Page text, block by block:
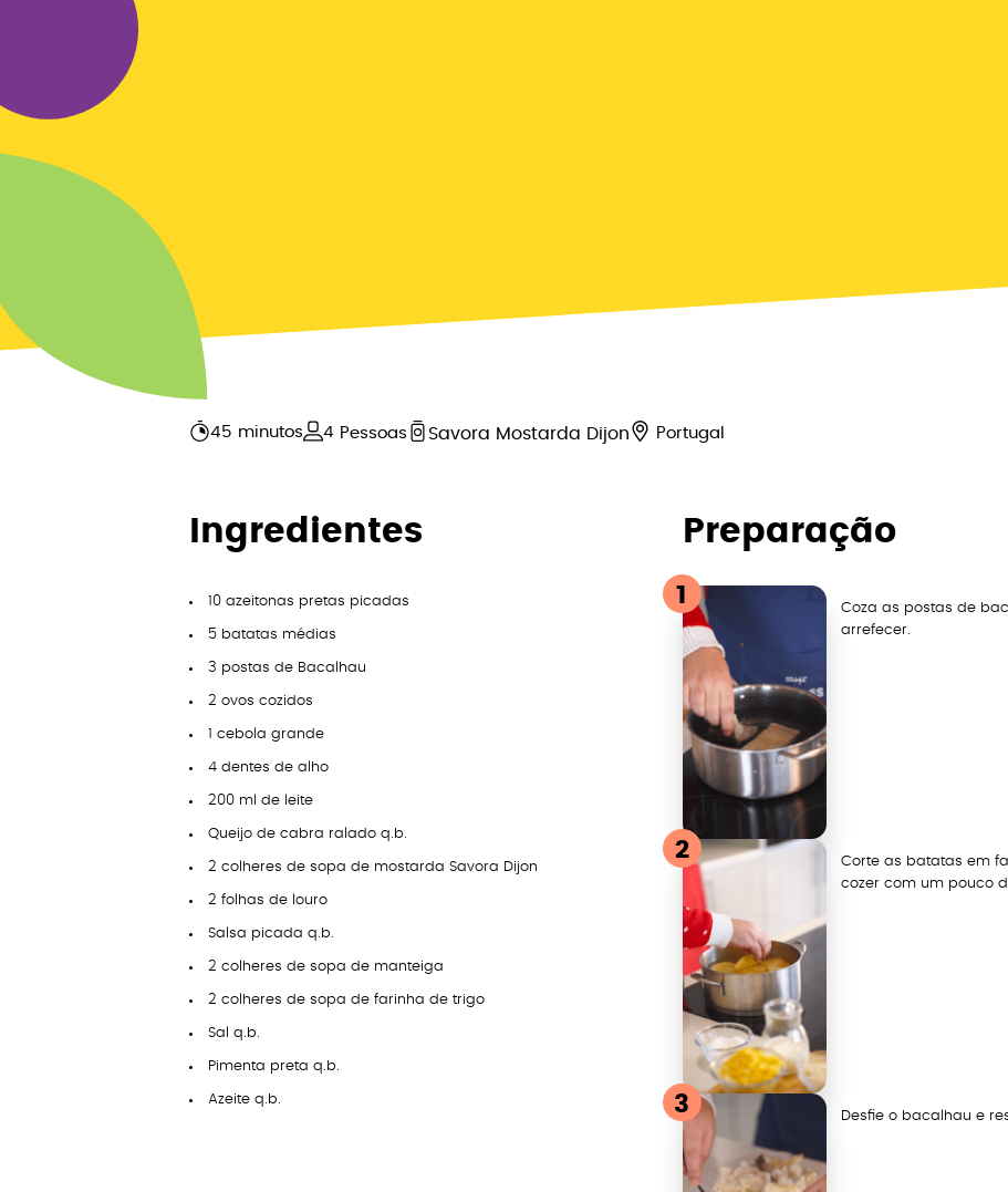
45 minutos 4 Pessoas Savora Mostarda Dijon Portugal
Ingredientes
10 azeitonas pretas picadas
5 batatas médias
3 postas de Bacalhau
2 ovos cozidos
1 cebola grande
4 dentes de alho
200 ml de leite
Queijo de cabra ralado q.b.
2 colheres de sopa de mostarda Savora Dijon
2 folhas de louro
Salsa picada q.b.
2 colheres de sopa de manteiga
2 colheres de sopa de farinha de trigo
Sal q.b.
Pimenta preta q.b.
Azeite q.b.
Preparação
1
Coza as postas de
arrefecer.
2
Corte as batatas em
cozer com um pouco
3 Desfie o bacalhau e